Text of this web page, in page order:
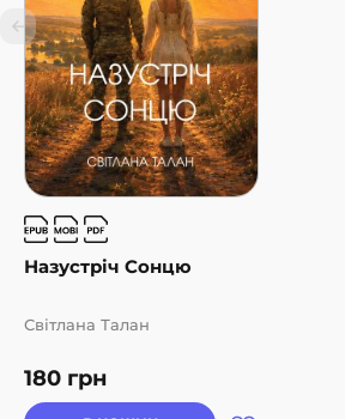
Назустріч Cонцю
180 грн
Світлана Талан